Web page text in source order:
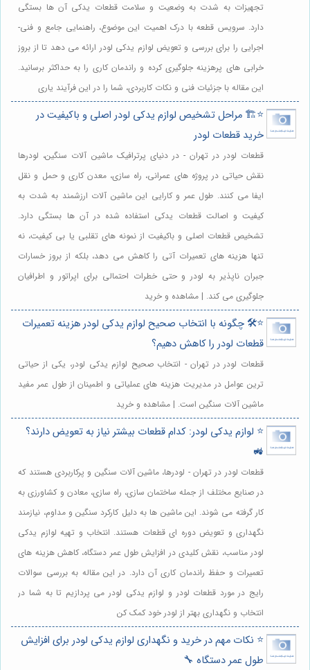
تجهیزات به شدت به وضعیت و سلامت قطعات یدکی آن ها بستگی
دارد. سرویس قطعه با درک اهمیت این موضوع، راهنمایی جامع و فنی-
اجرایی را برای بررسی و تعویض لوازم یدکی لودر ارائه می دهد تا از بروز
خرابی های پرهزینه جلوگیری کرده و راندمان کاری را به حداکثر برسانید.
این مقاله با جزئیات فنی و نکات کاربردی، شما را در این فرآیند یاری
⭐️🏗️ مراحل تشخیص لوازم یدکی لودر اصلی و باکیفیت در
خرید قطعات لودر
قطعات لودر در تهران - در دنیای پرترافیک ماشین آلات سنگین، لودرها
نقش حیاتی در پروژه های عمرانی، راه سازی، معدن کاری و حمل و نقل
ایفا می کنند. طول عمر و کارایی این ماشین آلات ارزشمند به شدت به
کیفیت و اصالت قطعات یدکی استفاده شده در آن ها بستگی دارد.
تشخیص قطعات اصلی و باکیفیت از نمونه های تقلبی یا بی کیفیت، نه
تنها هزینه های تعمیرات آتی را کاهش می دهد، بلکه از بروز خسارات
جبران ناپذیر به لودر و حتی خطرات احتمالی برای اپراتور و اطرافیان
جلوگیری می کند. | مشاهده و خرید
⭐️🛠️ چگونه با انتخاب صحیح لوازم یدکی لودر هزینه تعمیرات
قطعات لودر را کاهش دهیم؟
قطعات لودر در تهران - انتخاب صحیح لوازم یدکی لودر، یکی از حیاتی
ترین عوامل در مدیریت هزینه های عملیاتی و اطمینان از طول عمر مفید
ماشین آلات سنگین است. | مشاهده و خرید
⭐️ لوازم یدکی لودر: کدام قطعات بیشتر نیاز به تعویض دارند؟
🚜
قطعات لودر در تهران - لودرها، ماشین آلات سنگین و پرکاربردی هستند که
در صنایع مختلف از جمله ساختمان سازی، راه سازی، معادن و کشاورزی به
کار گرفته می شوند. این ماشین ها به دلیل کارکرد سنگین و مداوم، نیازمند
نگهداری و تعویض دوره ای قطعات هستند. انتخاب و تهیه لوازم یدکی
لودر مناسب، نقش کلیدی در افزایش طول عمر دستگاه، کاهش هزینه های
تعمیرات و حفظ راندمان کاری آن دارد. در این مقاله به بررسی سوالات
رایج در مورد قطعات لودر و لوازم یدکی لودر می پردازیم تا به شما در
انتخاب و نگهداری بهتر از لودر خود کمک کن
⭐️ نکات مهم در خرید و نگهداری لوازم یدکی لودر برای افزایش
طول عمر دستگاه 🔧